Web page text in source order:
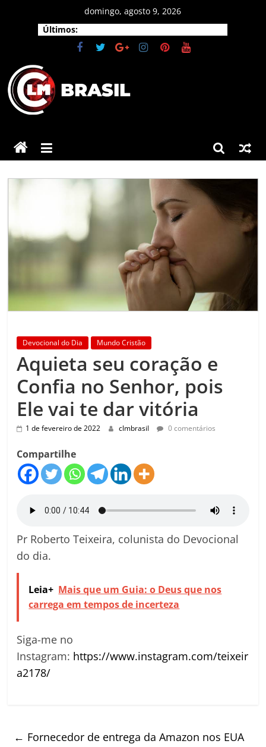
domingo, agosto 9, 2026
Últimos:
CLM
Brasil
As
principais
notícias
e
do
mundo.
Devocional do Dia Mundo Cristão
Aquieta seu coração e
Confia no Senhor, pois
Ele vai te dar vitória
1 de fevereiro de 2022 clmbrasil 0 comentários
Compartilhe
Pr Roberto Teixeira, colunista do Devocional
do dia.
Leia+ Mais que um Guia: o Deus que nos
carrega em tempos de incerteza
Siga-me no
Instagram: https://www.instagram.com/teixeir
a2178/
← Fornecedor de entrega da Amazon nos EUA